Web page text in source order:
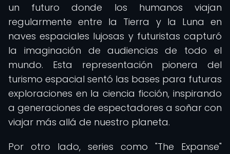
un futuro donde los humanos viajan
regularmente entre la Tierra y la Luna en
naves espaciales lujosas y futuristas capturó
la imaginación de audiencias de todo el
mundo. Esta representación pionera del
turismo espacial sentó las bases para futuras
exploraciones en la ciencia ficción, inspirando
a generaciones de espectadores a soñar con
viajar más allá de nuestro planeta.
Por otro lado, series como "The Expanse"